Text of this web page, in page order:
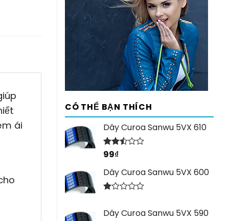
CÓ THỂ BẠN THÍCH
Dây Curoa Sanwu 5VX 610
Được
hạng
2.44
5 sao
99₫
Dây Curoa Sanwu 5VX 600
hạng
Dây Curoa Sanwu 5VX 590
ái